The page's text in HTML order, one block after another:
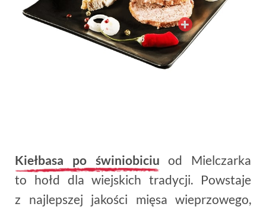
Kiełbasa po świniobiciu od Mielczarka
to hołd dla wiejskich tradycji. Powstaje
z najlepszej jakości mięsa wieprzowego,